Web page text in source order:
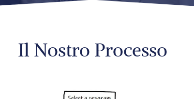
Il Nostro Processo